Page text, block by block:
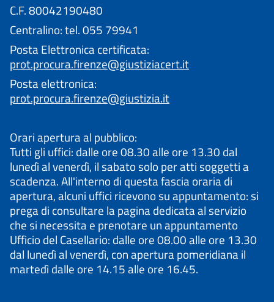
C.F. 80042190480
Centralino: tel. 055 79941
Posta Elettronica certificata:
prot.procura.firenze@giustiziacert.it
Posta elettronica:
prot.procura.firenze@giustizia.it
Orari apertura al pubblico:
Tutti gli uffici: dalle ore 08.30 alle ore 13.30 dal
lunedì al venerdì, il sabato solo per atti soggetti a
scadenza. All'interno di questa fascia oraria di
apertura, alcuni uffici ricevono su appuntamento: si
prega di consultare la pagina dedicata al servizio
che si necessita e prenotare un appuntamento
Ufficio del Casellario: dalle ore 08.00 alle ore 13.30
dal lunedì al venerdì, con apertura pomeridiana il
martedì dalle ore 14.15 alle ore 16.45.